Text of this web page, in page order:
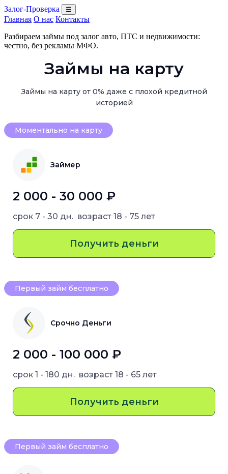
Залог-Проверка ☰
Главная О нас Контакты
Разбираем займы под залог авто, ПТС и недвижимости:
честно, без рекламы МФО.
Займы на карту
Займы на карту от 0% даже с плохой кредитной
историей
Моментально на карту
Займер
2 000 - 30 000 ₽
срок 7 - 30 дн. возраст 18 - 75 лет
Получить деньги
Первый займ бесплатно
Срочно Деньги
2 000 - 100 000 ₽
срок 1 - 180 дн. возраст 18 - 65 лет
Получить деньги
Первый займ бесплатно